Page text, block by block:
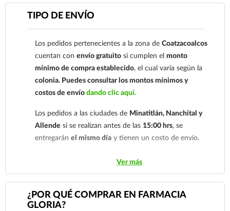
Para esta forma de pago el cliente deberá enviar su
comprobante de pago a al siguiente correo
nuestro
921 261 8491
TIPO DE ENVÍO
Los pedidos pertenecientes a la zona deCoatzacoalcos
cuentan conenvío gratuito si cumplen elmonto
mínimo de compra establecido, el cual varía según la
colonia. Puedes consultar los montos mínimos y
costos de envíodando clic aquí.
Los pedidos a las ciudades de Minatitlán, Nanchital y
Allende si se realizan antes de las 15:00 hrs, se
entregaránel mismo día y tienen un costo de envío.
Los pedidos de otras localidades se envían mediante
.Sólo hacemos envíos en el territorio
nacional.
Ver más
¿POR QUÉ COMPRAR EN FARMACIA
GLORIA?